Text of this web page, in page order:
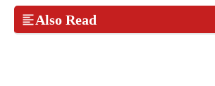
Also Read